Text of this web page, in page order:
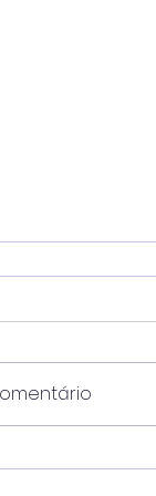
Colucci